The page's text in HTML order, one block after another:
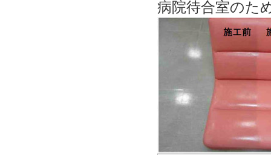
病院待合室のた